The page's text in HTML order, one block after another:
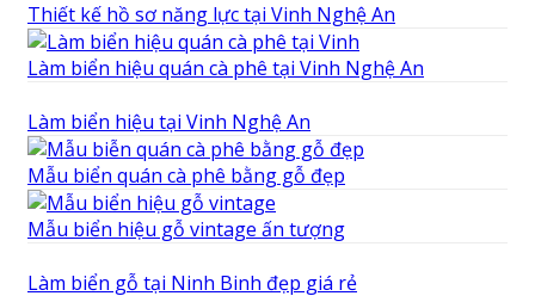
Thiết kế hồ sơ năng lực tại Vinh Nghệ An
Làm biển hiệu quán cà phê tại Vinh Nghệ An
Làm biển hiệu tại Vinh Nghệ An
Mẫu biển quán cà phê bằng gỗ đẹp
Mẫu biển hiệu gỗ vintage ấn tượng
Làm biển gỗ tại Ninh Binh đẹp giá rẻ